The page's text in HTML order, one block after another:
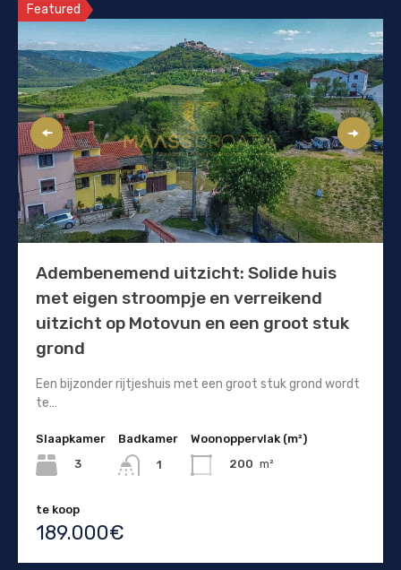
Featured
Adembenemend uitzicht: Solide huis
met eigen stroompje en verreikend
uitzicht op Motovun en een groot stuk
grond
Een bijzonder rijtjeshuis met een groot stuk grond wordt
te…
Slaapkamer
3
Badkamer
1
Woonoppervlak (m²)
200 m²
te koop
189.000€